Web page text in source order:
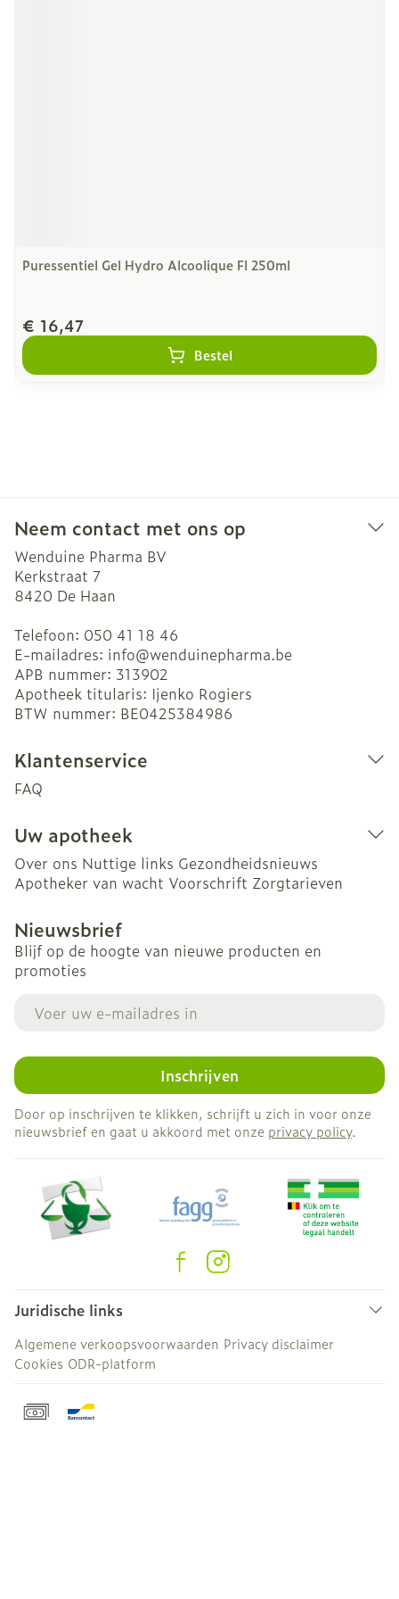
Puressentiel Gel Hydro Alcoolique Fl 250ml
€ 16,47
Bestel
Neem contact met ons op
Wenduine Pharma BV
Kerkstraat 7
8420 De Haan
Telefoon: 050 41 18 46
E-mailadres: info@wenduinepharma.be
APB nummer: 313902
Apotheek titularis: Ijenko Rogiers
BTW nummer: BE0425384986
Klantenservice
FAQ
Uw apotheek
Over ons Nuttige links Gezondheidsnieuws
Apotheker van wacht Voorschrift Zorgtarieven
Nieuwsbrief
Blijf op de hoogte van nieuwe producten en
promoties
Inschrijven
Door op inschrijven te klikken, schrijft u zich in voor onze
nieuwsbrief en gaat u akkoord met onze privacy policy.
Juridische links
Algemene verkoopsvoorwaarden Privacy disclaimer
Cookies ODR-platform